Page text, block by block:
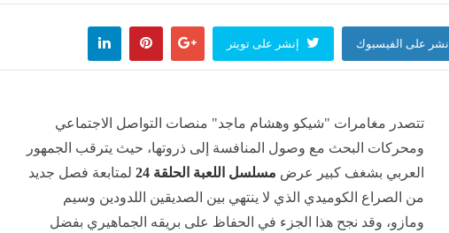
إنشر على الفيسبوك إنشر على تويتر
تتصدر مغامرات "شيكو وهشام ماجد" منصات التواصل الاجتماعي
ومحركات البحث مع وصول المنافسة إلى ذروتها، حيث يترقب الجمهور
العربي بشغف كبير عرض مسلسل اللعبة الحلقة 24
لمتابعة فصل جديد
من الصراع الكوميدي الذي لا ينتهي بين الصديقين اللدودين وسيم
ومازو، وقد نجح هذا الجزء في الحفاظ على بريقه الجماهيري بفضل